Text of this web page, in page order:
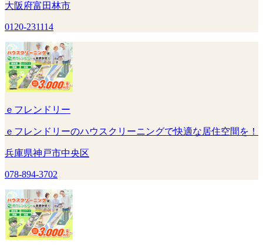
大阪府富田林市
0120-231114
ｅフレンドリー
ｅフレンドリーのハウスクリーニングで快適な居住空間を！
兵庫県神戸市中央区
078-894-3702